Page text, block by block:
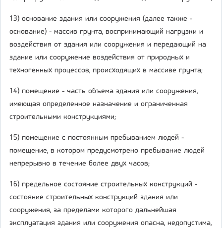
13) основание здания или сооружения (далее также -
основание) - массив грунта, воспринимающий нагрузки и
воздействия от здания или сооружения и передающий на
здание или сооружение воздействия от природных и
техногенных процессов, происходящих в массиве грунта;
14) помещение - часть объема здания или сооружения,
имеющая определенное назначение и ограниченная
строительными конструкциями;
15) помещение с постоянным пребыванием людей -
помещение, в котором предусмотрено пребывание людей
непрерывно в течение более двух часов;
16) предельное состояние строительных конструкций -
состояние строительных конструкций здания или
сооружения, за пределами которого дальнейшая
эксплуатация здания или сооружения опасна, недопустима,